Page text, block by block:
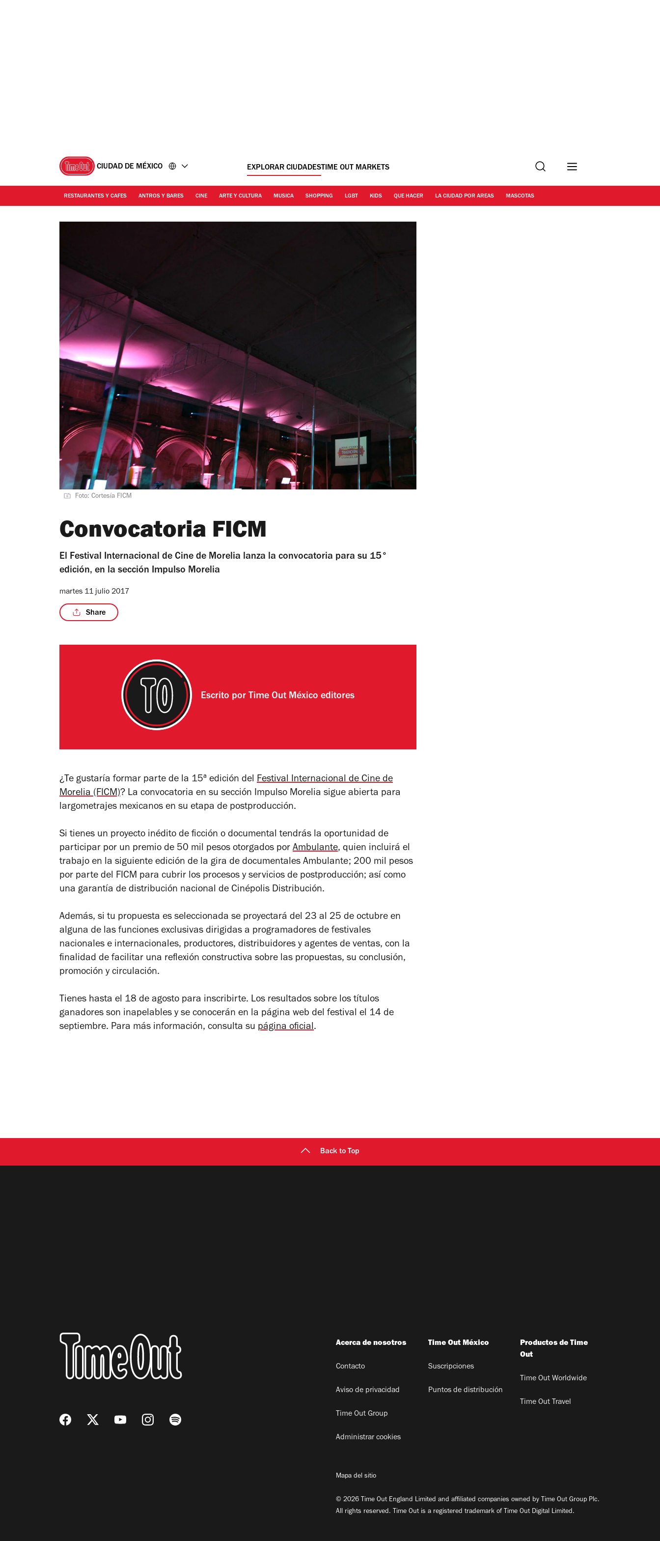
CIUDAD DE MÉXICO EXPLORAR CIUDADESTIME OUT MARKETS Buscar
RESTAURANTES Y CAFES ANTROS Y BARES CINE ARTE Y CULTURA MUSICA SHOPPING LGBT KIDS QUE HACER LA CIUDAD POR AREAS MASCOTAS
Foto: Cortesía FICM
Convocatoria FICM
El Festival Internacional de Cine de Morelia lanza la convocatoria para su 15°
edición, en la sección Impulso Morelia
martes 11 julio 2017
Share
Escrito por Time Out México editores
¿Te gustaría formar parte de la 15ª edición del Festival Internacional de Cine de
Morelia (FICM)? La convocatoria en su sección Impulso Morelia sigue abierta para
largometrajes mexicanos en su etapa de postproducción.
Si tienes un proyecto inédito de ficción o documental tendrás la oportunidad de
participar por un premio de 50 mil pesos otorgados por Ambulante, quien incluirá el
trabajo en la siguiente edición de la gira de documentales Ambulante; 200 mil pesos
por parte del FICM para cubrir los procesos y servicios de postproducción; así como
una garantía de distribución nacional de Cinépolis Distribución.
Además, si tu propuesta es seleccionada se proyectará del 23 al 25 de octubre en
alguna de las funciones exclusivas dirigidas a programadores de festivales
nacionales e internacionales, productores, distribuidores y agentes de ventas, con la
finalidad de facilitar una reflexión constructiva sobre las propuestas, su conclusión,
promoción y circulación.
Tienes hasta el 18 de agosto para inscribirte. Los resultados sobre los títulos
ganadores son inapelables y se conocerán en la página web del festival el 14 de
septiembre. Para más información, consulta su página oficial.
Back to Top
Acerca de nosotros
Contacto
Aviso de privacidad
Time Out Group
Administrar cookies
Time Out México
Suscripciones
Puntos de distribución
Productos de Time
Out
Time Out Worldwide
Time Out Travel
Mapa del sitio
© 2026 Time Out England Limited and affiliated companies owned by Time Out Group Plc.
All rights reserved. Time Out is a registered trademark of Time Out Digital Limited.